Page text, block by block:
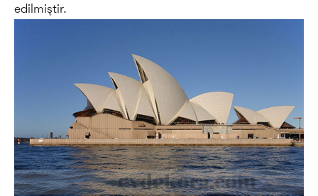
edilmiştir.